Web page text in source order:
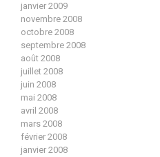
janvier 2009
novembre 2008
octobre 2008
septembre 2008
août 2008
juillet 2008
juin 2008
mai 2008
avril 2008
mars 2008
février 2008
janvier 2008